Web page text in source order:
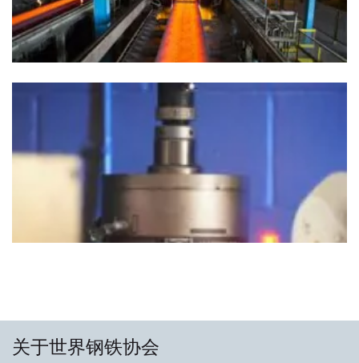
关于世界钢铁协会